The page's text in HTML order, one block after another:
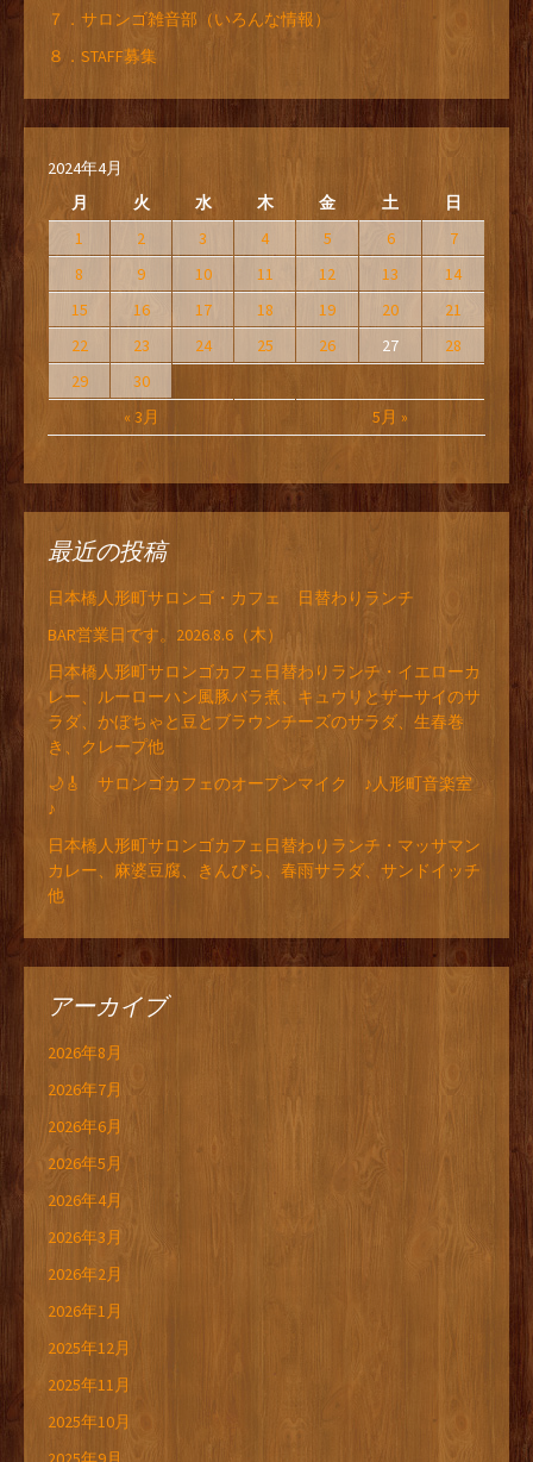
７．サロンゴ雑音部（いろんな情報）
８．STAFF募集
2024年4月
月
火 水 木 金 土 日
« 3月 5月 »
1 2 3 4 5 6
7
8
9 10 11 12 13
14
15
16 17 18 19 20
21
22
23 24 25 26 27
28
29
30
最近の投稿
日本橋人形町サロンゴ・カフェ 日替わりランチ
BAR営業日です。2026.8.6（木）
日本橋人形町サロンゴカフェ日替わりランチ・イエローカ
レー、ルーローハン風豚バラ煮、キュウリとザーサイのサ
ラダ、かぼちゃと豆とブラウンチーズのサラダ、生春巻
き、クレープ他
🌙🎸 サロンゴカフェのオープンマイク ♪人形町音楽室
♪
日本橋人形町サロンゴカフェ日替わりランチ・マッサマン
カレー、麻婆豆腐、きんぴら、春雨サラダ、サンドイッチ
他
アーカイブ
2026年8月
2026年7月
2026年6月
2026年5月
2026年4月
2026年3月
2026年2月
2026年1月
2025年12月
2025年11月
2025年10月